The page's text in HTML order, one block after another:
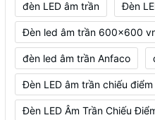
đèn LED âm trần Đèn
Đèn led âm trần 600x600
đèn led âm trần Anfaco
Đèn LED âm trần chiếu điểm
Đèn LED Âm Trần Chiếu